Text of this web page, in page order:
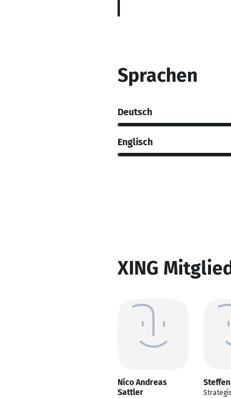
Sprachen
Deutsch
Englisch
XING
Nico Andreas
Sattler